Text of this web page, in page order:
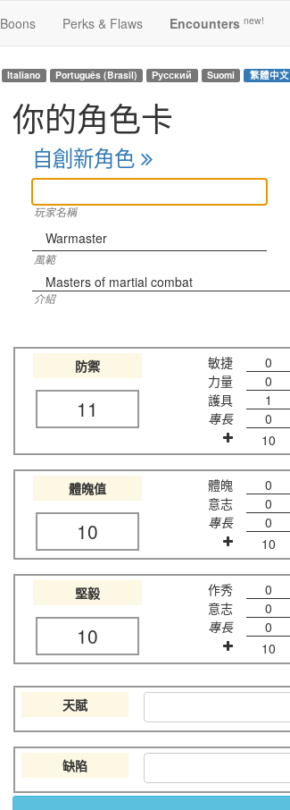
Boons Perks & Flaws Encounters new!
Italiano Português (Brasil) Русский Suomi 繁體中文
你的角色卡
自創新角色
玩家名稱
Warmaster
風範
Masters of martial combat
介紹
防禦
11
敏捷
0
力量
0
護具
1
專長
0
10
體魄值
10
體魄
0
意志
0
專長
0
10
堅毅
10
作秀
0
意志
0
專長
0
10
天賦
缺陷